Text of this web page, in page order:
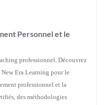
Personnel et le
professionnel. Découvrez
Era Learning pour le
professionnel et la
des méthodologies